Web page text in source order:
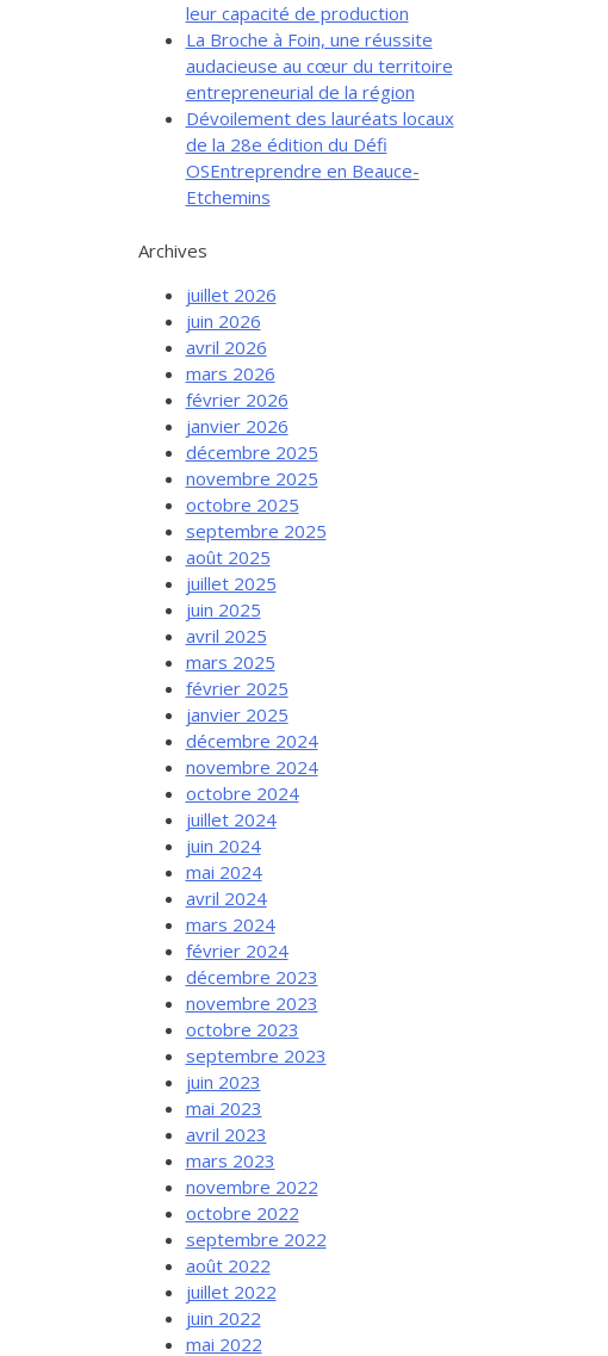
leur capacité de production
La Broche à Foin, une réussite
audacieuse au cœur du territoire
entrepreneurial de la région
Dévoilement des lauréats locaux
de la 28e édition du Défi
OSEntreprendre en Beauce-
Etchemins
Archives
juillet 2026
juin 2026
avril 2026
mars 2026
février 2026
janvier 2026
décembre 2025
novembre 2025
octobre 2025
septembre 2025
août 2025
juillet 2025
juin 2025
avril 2025
mars 2025
février 2025
janvier 2025
décembre 2024
novembre 2024
octobre 2024
juillet 2024
juin 2024
mai 2024
avril 2024
mars 2024
février 2024
décembre 2023
novembre 2023
octobre 2023
septembre 2023
juin 2023
mai 2023
avril 2023
mars 2023
novembre 2022
octobre 2022
septembre 2022
août 2022
juillet 2022
juin 2022
mai 2022